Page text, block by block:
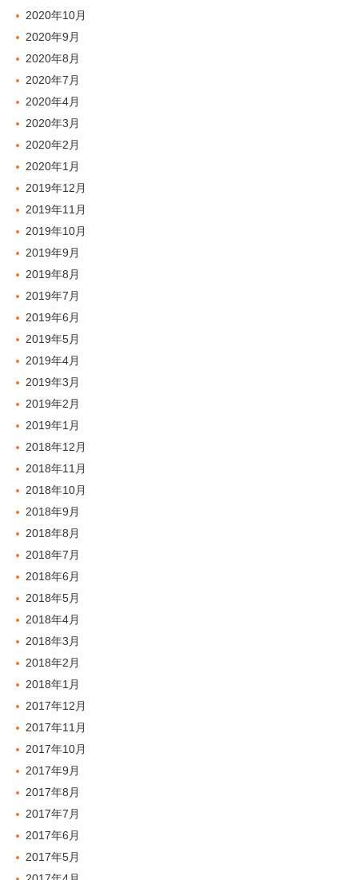
2020年10月
2020年9月
2020年8月
2020年7月
2020年4月
2020年3月
2020年2月
2020年1月
2019年12月
2019年11月
2019年10月
2019年9月
2019年8月
2019年7月
2019年6月
2019年5月
2019年4月
2019年3月
2019年2月
2019年1月
2018年12月
2018年11月
2018年10月
2018年9月
2018年8月
2018年7月
2018年6月
2018年5月
2018年4月
2018年3月
2018年2月
2018年1月
2017年12月
2017年11月
2017年10月
2017年9月
2017年8月
2017年7月
2017年6月
2017年5月